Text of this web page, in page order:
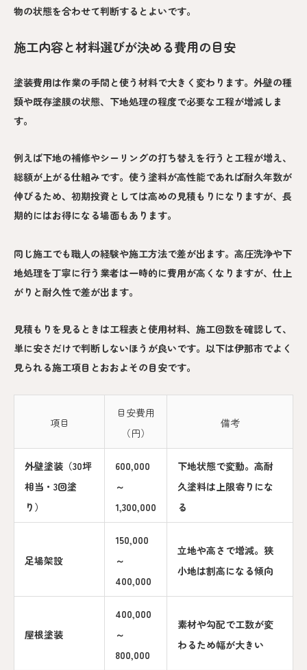
物の状態を合わせて判断するとよいです。
施工内容と材料選びが決める費用の目安
塗装費用は作業の手間と使う材料で大きく変わります。外壁の種
類や既存塗膜の状態、下地処理の程度で必要な工程が増減しま
す。
例えば下地の補修やシーリングの打ち替えを行うと工程が増え、
総額が上がる仕組みです。使う塗料が高性能であれば耐久年数が
伸びるため、初期投資としては高めの見積もりになりますが、長
期的にはお得になる場面もあります。
同じ施工でも職人の経験や施工方法で差が出ます。高圧洗浄や下
地処理を丁寧に行う業者は一時的に費用が高くなりますが、仕上
がりと耐久性で差が出ます。
見積もりを見るときは工程表と使用材料、施工回数を確認して、
単に安さだけで判断しないほうが良いです。以下は伊那市でよく
見られる施工項目とおおよその目安です。
項目
目安費用
（円）
備考
外壁塗装（30坪
相当・3回塗
り）
600,000
～
1,300,000
下地状態で変動。高耐
久塗料は上限寄りにな
る
足場架設
150,000
～
400,000
立地や高さで増減。狭
小地は割高になる傾向
屋根塗装
400,000
～
800,000
素材や勾配で工数が変
わるため幅が大きい